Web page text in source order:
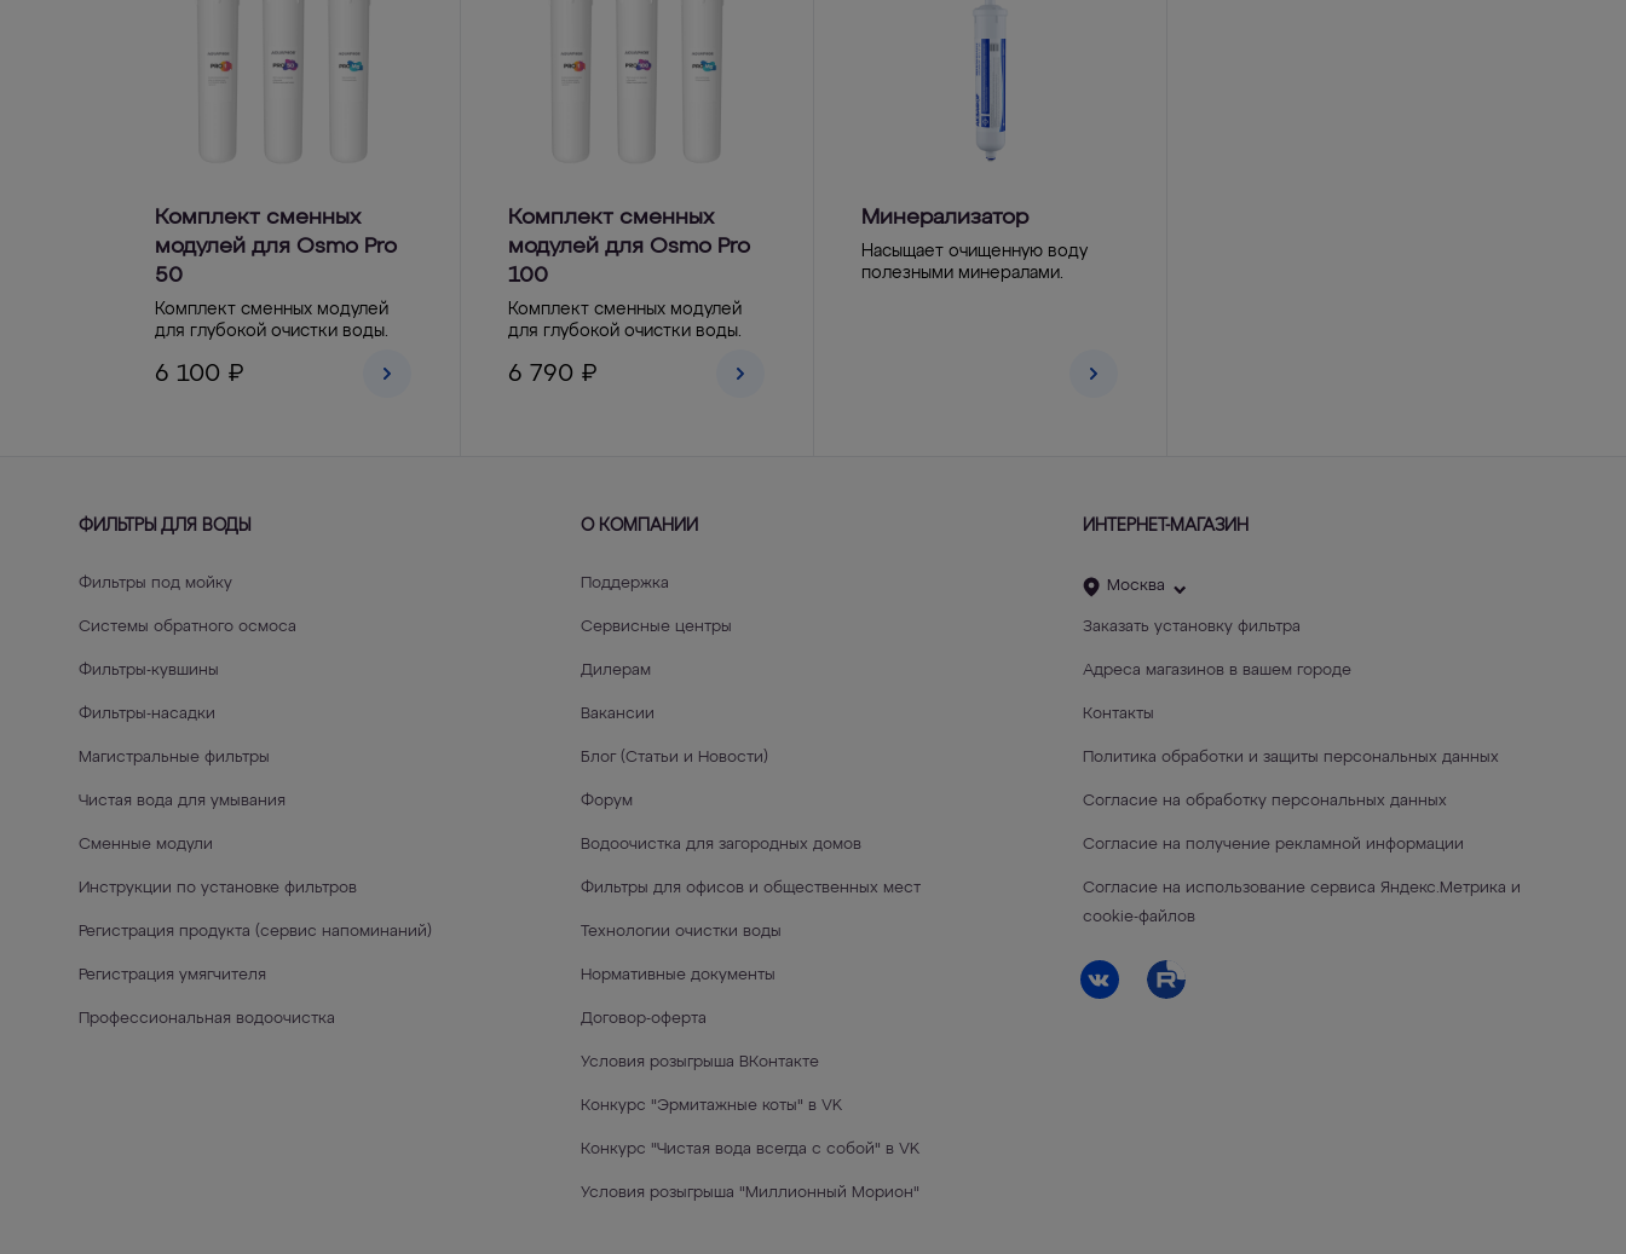
Комплект сменных
модулей для Osmo Pro
50
Комплект сменных модулей
для глубокой очистки воды.
6 100 ₽
Комплект сменных
модулей для Osmo Pro
100
Комплект сменных модулей
для глубокой очистки воды.
6 790 ₽
Минерализатор
Насыщает очищенную воду
полезными минералами.
ФИЛЬТРЫ ДЛЯ ВОДЫ
Фильтры под мойку
Системы обратного осмоса
Фильтры-кувшины
Фильтры-насадки
Магистральные фильтры
Чистая вода для умывания
Сменные модули
Инструкции по установке фильтров
Регистрация продукта (сервис напоминаний)
Регистрация умягчителя
Профессиональная водоочистка
О КОМПАНИИ
Поддержка
Сервисные центры
Дилерам
Вакансии
Блог (Статьи и Новости)
Форум
Водоочистка для загородных домов
Фильтры для офисов и общественных мест
Технологии очистки воды
Нормативные документы
Договор-оферта
Условия розыгрыша ВКонтакте
Конкурс "Эрмитажные коты" в VK
Конкурс "Чистая вода всегда с собой" в VK
Условия розыгрыша "Миллионный Морион"
ИНТЕРНЕТ-МАГАЗИН
Москва
Заказать установку фильтра
Адреса магазинов в вашем городе
Контакты
Политика обработки и защиты персональных данных
Согласие на обработку персональных данных
Согласие на получение рекламной информации
Согласие на использование сервиса Яндекс.Метрика и
cookie-файлов